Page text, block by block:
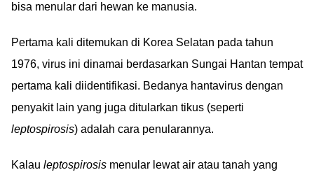
bisa menular dari hewan ke manusia.
Pertama kali ditemukan di Korea Selatan pada tahun
1976, virus ini dinamai berdasarkan Sungai Hantan tempat
pertama kali diidentifikasi. Bedanya hantavirus dengan
penyakit lain yang juga ditularkan tikus (seperti
leptospirosis) adalah cara penularannya.
Kalau leptospirosis menular lewat air atau tanah yang